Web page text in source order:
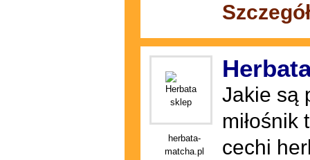
herbata-
matcha.pl
Jakie są
cechi